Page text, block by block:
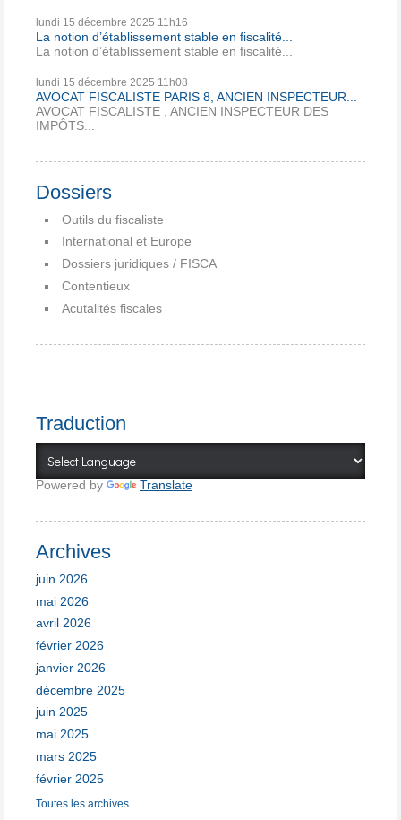
lundi 15 décembre 2025 11h16
La notion d’établissement stable en fiscalité...
La notion d’établissement stable en fiscalité...
lundi 15 décembre 2025 11h08
AVOCAT FISCALISTE PARIS 8, ANCIEN INSPECTEUR...
AVOCAT FISCALISTE , ANCIEN INSPECTEUR DES
IMPÔTS...
Dossiers
Outils du fiscaliste
International et Europe
Dossiers juridiques / FISCA
Contentieux
Acutalités fiscales
Traduction
Powered by Translate
Archives
juin 2026
mai 2026
avril 2026
février 2026
janvier 2026
décembre 2025
juin 2025
mai 2025
mars 2025
février 2025
Toutes les archives